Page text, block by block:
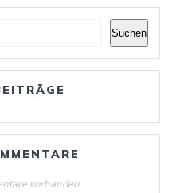
Suchen
vorhanden.